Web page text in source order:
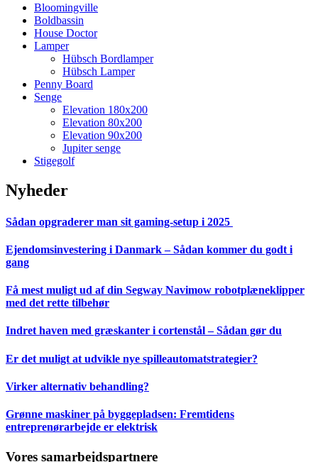
Bloomingville
Boldbassin
House Doctor
Lamper
Hübsch Bordlamper
Hübsch Lamper
Penny Board
Senge
Elevation 180x200
Elevation 80x200
Elevation 90x200
Jupiter senge
Stigegolf
Nyheder
Sådan opgraderer man sit gaming-setup i 2025
Ejendomsinvestering i Danmark – Sådan kommer du godt i
gang
Få mest muligt ud af din Segway Navimow robotplæneklipper
med det rette tilbehør
Indret haven med græskanter i cortenstål – Sådan gør du
Er det muligt at udvikle nye spilleautomatstrategier?
Virker alternativ behandling?
Grønne maskiner på byggepladsen: Fremtidens
entreprenørarbejde er elektrisk
Vores samarbejdspartnere